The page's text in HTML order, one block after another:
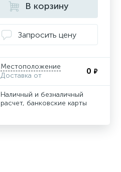
В корзину
Запросить цену
Местоположение
Доставка от
0 ₽
Наличный и безналичный
расчет, банковские карты